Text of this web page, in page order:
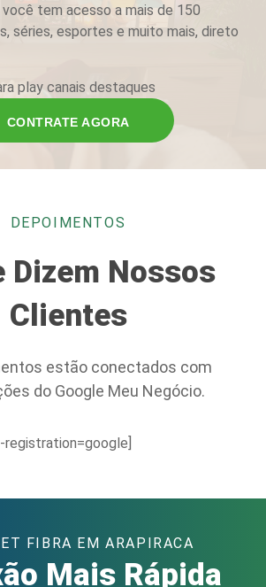
você tem acesso a mais de 150
séries, esportes e muito mais, direto
CONTRATE AGORA
DEPOIMENTOS
Dizem Nossos
Clientes
estão conectados com
do Google Meu Negócio.
registration=google]
FIBRA EM ARAPIRACA
Mais Rápida